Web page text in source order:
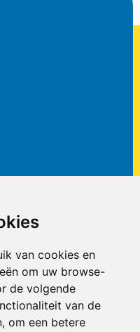
van cookies en
om uw browse-
de volgende
van de
, om een betere